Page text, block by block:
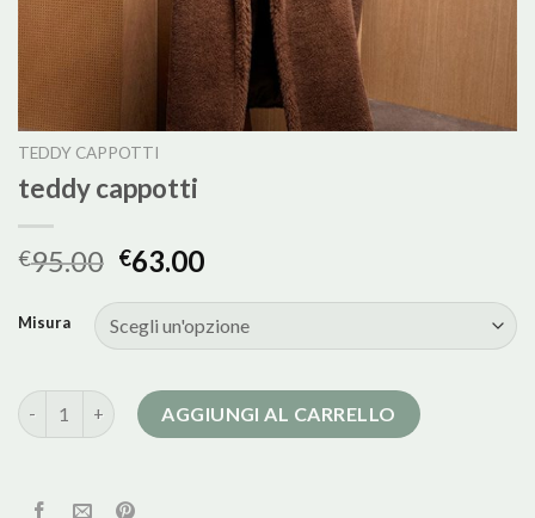
TEDDY CAPPOTTI
teddy cappotti
€95.00 €63.00
Misura
teddy cappotti quantitàAGGIUNGI AL CARRELLO